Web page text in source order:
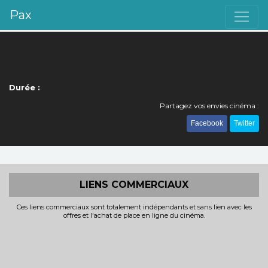
Pax
Durée :
Partagez vos envies cinéma :
Facebook Twitter
LIENS COMMERCIAUX
Ces liens commerciaux sont totalement indépendants et sans lien avec les
offres et l'achat de place en ligne du cinéma.